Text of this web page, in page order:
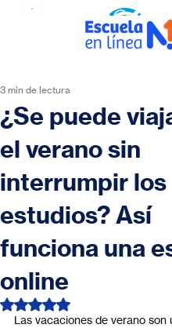
¿Se puede
el verano sin
interrumpir los
estudios? Así
funciona una
online
3 min de lectura
Obtuvo NaN de 5 estrellas.
Las vacaciones de verano son